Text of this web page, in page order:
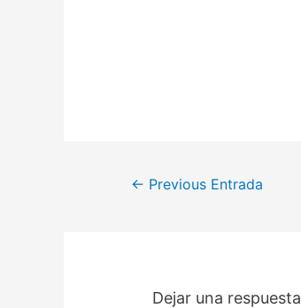
← Previous Entrada
Dejar una respuesta